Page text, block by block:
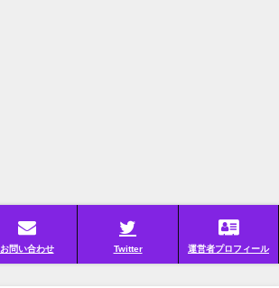
お問い合わせ Twitter 運営者プロフィール